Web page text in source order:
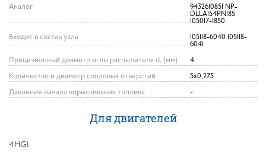
Аналог
9432610851 NP-
DLLA154PN185
105017-1850
Входит в состав узла
105118-6040 105118-
6041
Прецизионный диаметр иглы распылителя d, (мм) 4
Количество и диаметр сопловых отверстий 5х0,275
Давление начала впрыскивания топлива -
Для двигателей
4HG1